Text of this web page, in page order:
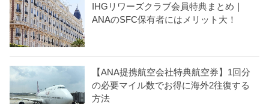
IHGリワーズクラブ会員特典まとめ｜
ANAのSFC保有者にはメリット大！
【ANA提携航空会社特典航空券】1回分
の必要マイル数でお得に海外2往復する
方法